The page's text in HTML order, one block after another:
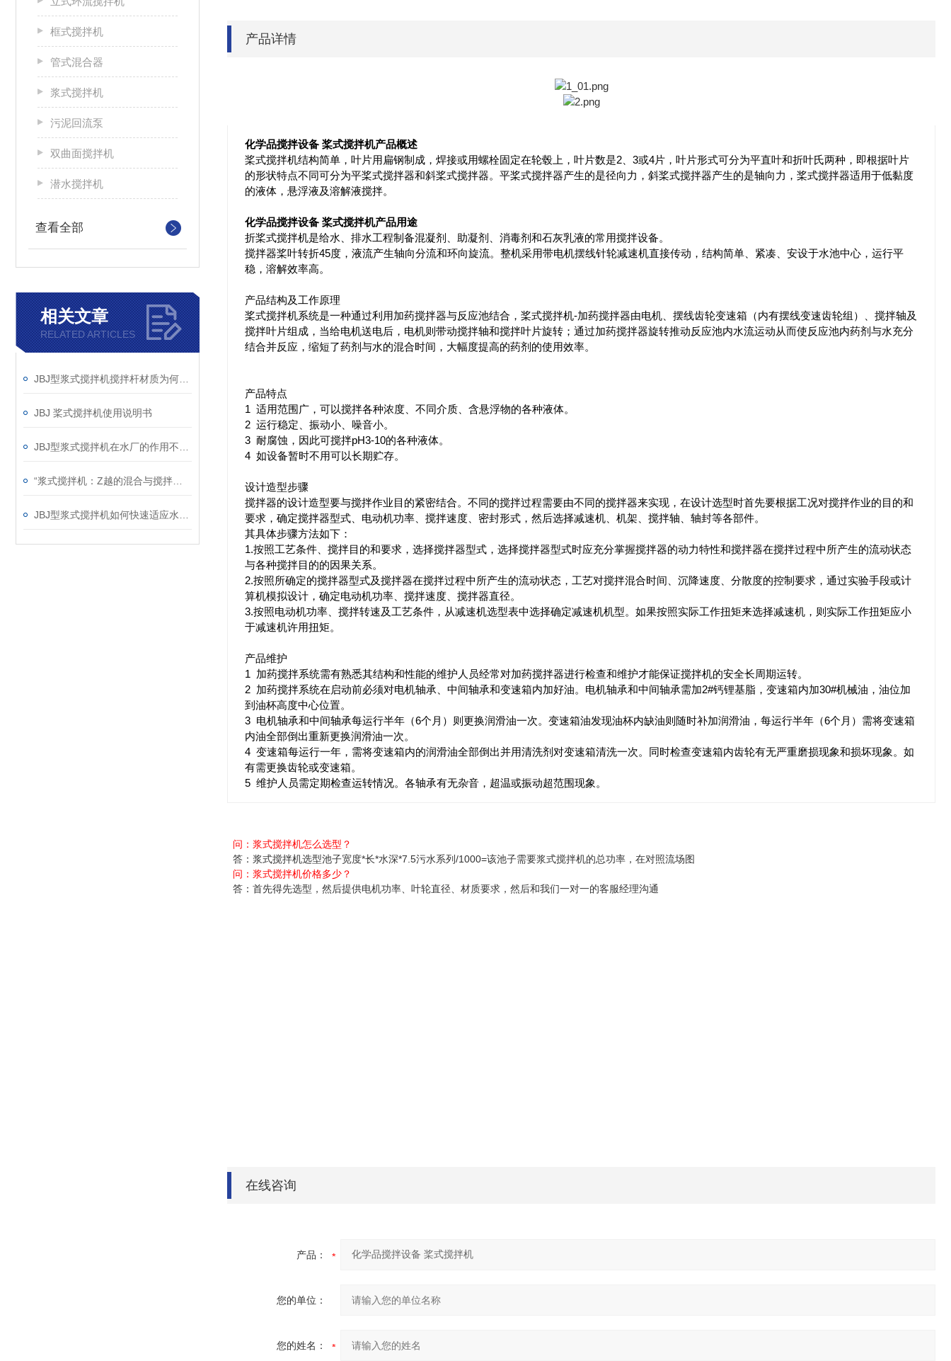
框式搅拌机
管式混合器
浆式搅拌机
污泥回流泵
双曲面搅拌机
潜水搅拌机
查看全部
相关文章
RELATED ARTICLES
JBJ 桨式搅拌机使用说明书
产品详情
化学品搅拌设备 桨式搅拌机产品概述
桨式搅拌机结构简单，叶片用扁钢制成，焊接或用螺栓固定在轮毂上，叶片数是2、3或4片，叶片形式可分为平直叶和折叶氏两种，即根据叶片
的形状特点不同可分为平桨式搅拌器和斜桨式搅拌器。平桨式搅拌器产生的是径向力，斜桨式搅拌器产生的是轴向力，桨式搅拌器适用于低黏度
的液体，悬浮液及溶解液搅拌。
化学品搅拌设备 桨式搅拌机产品用途
折桨式搅拌机是给水、排水工程制备混凝剂、助凝剂、消毒剂和石灰乳液的常用搅拌设备。
搅拌器桨叶转折45度，液流产生轴向分流和环向旋流。整机采用带电机摆线针轮减速机直接传动，结构简单、紧凑、安设于水池中心，运行平
稳，溶解效率高。
产品结构及工作原理
桨式搅拌机系统是一种通过利用加药搅拌器与反应池结合，桨式搅拌机-加药搅拌器由电机、摆线齿轮变速箱（内有摆线变速齿轮组）、搅拌轴及
搅拌叶片组成，当给电机送电后，电机则带动搅拌轴和搅拌叶片旋转；通过加药搅拌器旋转推动反应池内水流运动从而使反应池内药剂与水充分
结合并反应，缩短了药剂与水的混合时间，大幅度提高的药剂的使用效率。
产品特点
1 适用范围广，可以搅拌各种浓度、不同介质、含悬浮物的各种液体。
2 运行稳定、振动小、噪音小。
3 耐腐蚀，因此可搅拌pH3-10的各种液体。
4 如设备暂时不用可以长期贮存。
设计造型步骤
搅拌器的设计造型要与搅拌作业目的紧密结合。不同的搅拌过程需要由不同的搅拌器来实现，在设计选型时首先要根据工况对搅拌作业的目的和
要求，确定搅拌器型式、电动机功率、搅拌速度、密封形式，然后选择减速机、机架、搅拌轴、轴封等各部件。
其具体步骤方法如下：
1.按照工艺条件、搅拌目的和要求，选择搅拌器型式，选择搅拌器型式时应充分掌握搅拌器的动力特性和搅拌器在搅拌过程中所产生的流动状态
与各种搅拌目的的因果关系。
2.按照所确定的搅拌器型式及搅拌器在搅拌过程中所产生的流动状态，工艺对搅拌混合时间、沉降速度、分散度的控制要求，通过实验手段或计
算机模拟设计，确定电动机功率、搅拌速度、搅拌器直径。
3.按照电动机功率、搅拌转速及工艺条件，从减速机选型表中选择确定减速机机型。如果按照实际工作扭矩来选择减速机，则实际工作扭矩应小
于减速机许用扭矩。
产品维护
1 加药搅拌系统需有熟悉其结构和性能的维护人员经常对加药搅拌器进行检查和维护才能保证搅拌机的安全长周期运转。
2 加药搅拌系统在启动前必须对电机轴承、中间轴承和变速箱内加好油。电机轴承和中间轴承需加2#钙锂基脂，变速箱内加30#机械油，油位加
到油杯高度中心位置。
3 电机轴承和中间轴承每运行半年（6个月）则更换润滑油一次。变速箱油发现油杯内缺油则随时补加润滑油，每运行半年（6个月）需将变速箱
内油全部倒出重新更换润滑油一次。
4 变速箱每运行一年，需将变速箱内的润滑油全部倒出并用清洗剂对变速箱清洗一次。同时检查变速箱内齿轮有无严重磨损现象和损坏现象。如
有需更换齿轮或变速箱。
5 维护人员需定期检查运转情况。各轴承有无杂音，超温或振动超范围现象。
问：浆式搅拌机怎么选型？
答：浆式搅拌机选型池子宽度*长*水深*7.5污水系列/1000=该池子需要浆式搅拌机的总功率，在对照流场图
问： 浆式搅拌机价格多少？
答：首先得先选型，然后提供电机功率、叶轮直径、材质要求，然后和我们一对一的客服经理沟通
在线咨询
产品：
您的单位：
您的姓名：